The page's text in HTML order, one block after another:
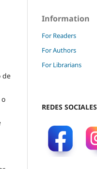
de
Information
For Readers
For Authors
For Librarians
REDES SOCIALES